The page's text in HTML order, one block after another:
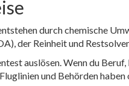
durch chemische
der Reinheit und
auslösen. Wenn du
und Behörden haben